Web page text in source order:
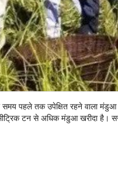
तक उपेक्षित रहने वाला मंडुआ
टन से अधिक मंडुआ खरीदा है।